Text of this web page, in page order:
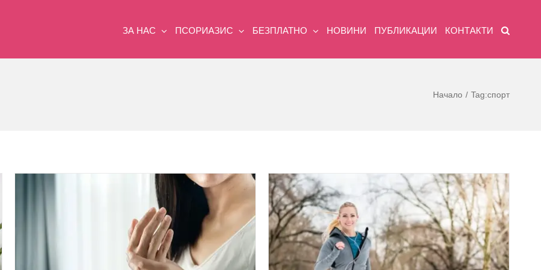
ЗА НАС ПСОРИАЗИС БЕЗПЛАТНО НОВИНИ ПУБЛИКАЦИИ КОНТАКТИ
Начало Tag:спорт